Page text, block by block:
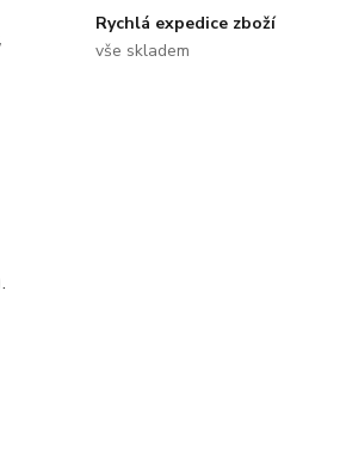
Rychlá expedice zboží
vše skladem
.